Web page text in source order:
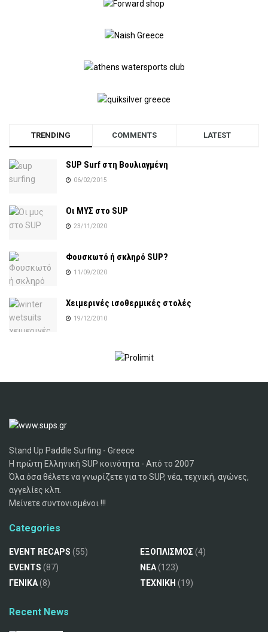
TRENDING COMMENTS LATEST
SUP Surf στη Βουλιαγμένη
06/02/2015
Οι ΜΥΣ στο SUP
23/11/2020
Φουσκωτό ή σκληρό SUP?
11/09/2020
Χειμερινές ισοθερμικές στολές
19/12/2010
Stand Up Paddle Surfing - Greece
Η πρώτη Ελληνική SUP κοινότητα - Από το 2007
Όλα όσα θέλετε να γνωρίζετε για το SUP, νέα, τεχνική, αγώνες,
αγγελίες κλπ.
Μείνετε συντονισμένοι !!!
Categories
EVENT RECAPS (55)
EVENTS (87)
ΓΕΝΙΚΑ(8)
ΕΞΟΠΛΙΣΜΟΣ (4)
ΝΕΑ(123)
ΤΕΧΝΙΚΗ (19)
Recent News